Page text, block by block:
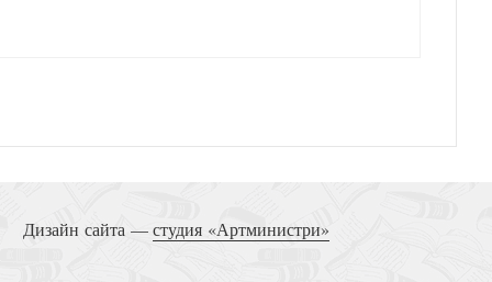
Дизайн сайта —студия «Артминистри»